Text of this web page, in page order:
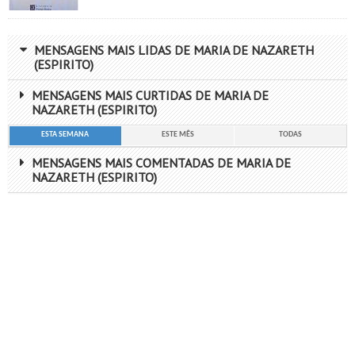
MENSAGENS MAIS LIDAS DE MARIA DE NAZARETH
(ESPIRITO)
MENSAGENS MAIS CURTIDAS DE MARIA DE
NAZARETH (ESPIRITO)
ESTA SEMANA ESTE MÊS TODAS
MENSAGENS MAIS COMENTADAS DE MARIA DE
NAZARETH (ESPIRITO)